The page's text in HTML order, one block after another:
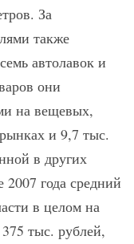
За
также
автолавок и
они
на вещевых,
и 9,7 тыс.
в других
2007 года средний
в целом на
тыс. рублей,